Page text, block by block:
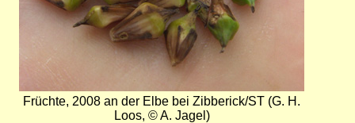
Früchte, 2008 an der Elbe bei Zibberick/ST (G. H.
Loos, © A. Jagel)